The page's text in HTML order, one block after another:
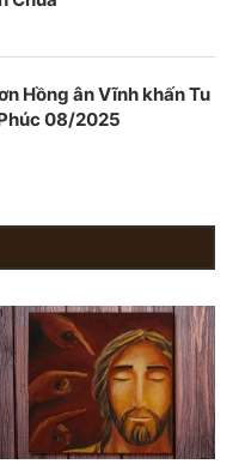
Hồng ân Vĩnh khấn Tu
08/2025